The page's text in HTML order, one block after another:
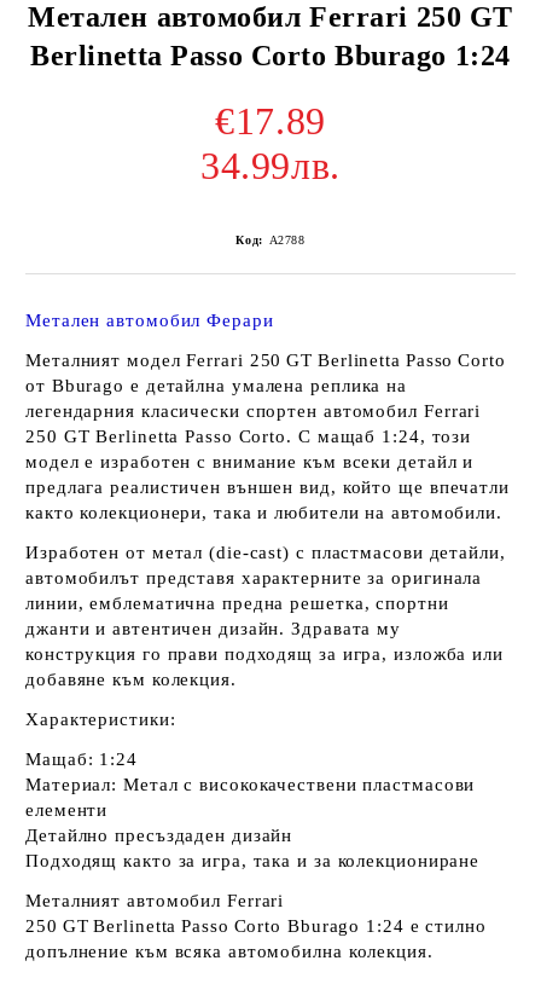
Метален автомобил Ferrari 250 GT
Berlinetta Passo Corto Bburago 1:24
€17.89
34.99лв.
Код: A2788
Метален автомобил Ферари
Металният моделFerrari 250 GT Berlinetta Passo Corto
от Bburago е детайлна умалена реплика на
легендарния класически спортен автомобил Ferrari
250 GT Berlinetta Passo Corto. С мащаб 1:24, този
модел е изработен с внимание към всеки детайл и
предлага реалистичен външен вид, който ще впечатли
както колекционери, така и любители на автомобили.
Изработен от метал (die‑cast) с пластмасови детайли,
автомобилът представя характерните за оригинала
линии, емблематична предна решетка, спортни
джанти и автентичен дизайн. Здравата му
конструкция го прави подходящ за игра, изложба или
добавяне към колекция.
Характеристики:
Мащаб: 1:24
Материал: Метал с висококачествени пластмасови
елементи
Детайлно пресъздаден дизайн
Подходящ както за игра, така и за колекциониране
Металният автомобил Ferrari
250 GT Berlinetta Passo Corto Bburago 1:24 е стилно
допълнение към всяка автомобилна колекция.